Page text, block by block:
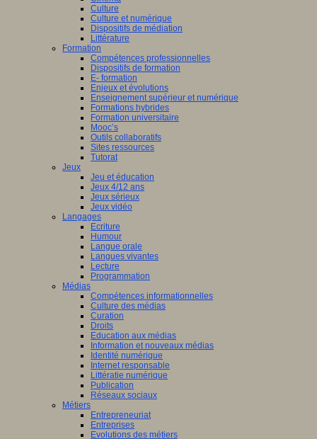
Culture
Culture et numérique
Dispositifs de médiation
Littérature
Formation
Compétences professionnelles
Dispositifs de formation
E- formation
Enjeux et évolutions
Enseignement supérieur et numérique
Formations hybrides
Formation universitaire
Mooc’s
Outils collaboratifs
Sites ressources
Tutorat
Jeux
Jeu et éducation
Jeux 4/12 ans
Jeux sérieux
Jeux vidéo
Langages
Ecriture
Humour
Langue orale
Langues vivantes
Lecture
Programmation
Médias
Compétences informationnelles
Culture des médias
Curation
Droits
Education aux médias
Information et nouveaux médias
Identité numérique
Internet responsable
Littératie numérique
Publication
Réseaux sociaux
Métiers
Entrepreneuriat
Entreprises
Evolutions des métiers